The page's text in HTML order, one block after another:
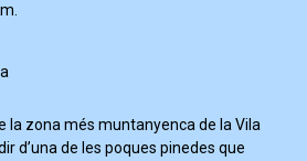
la zona més muntanyenca de la Vila
d’una de les poques pinedes que